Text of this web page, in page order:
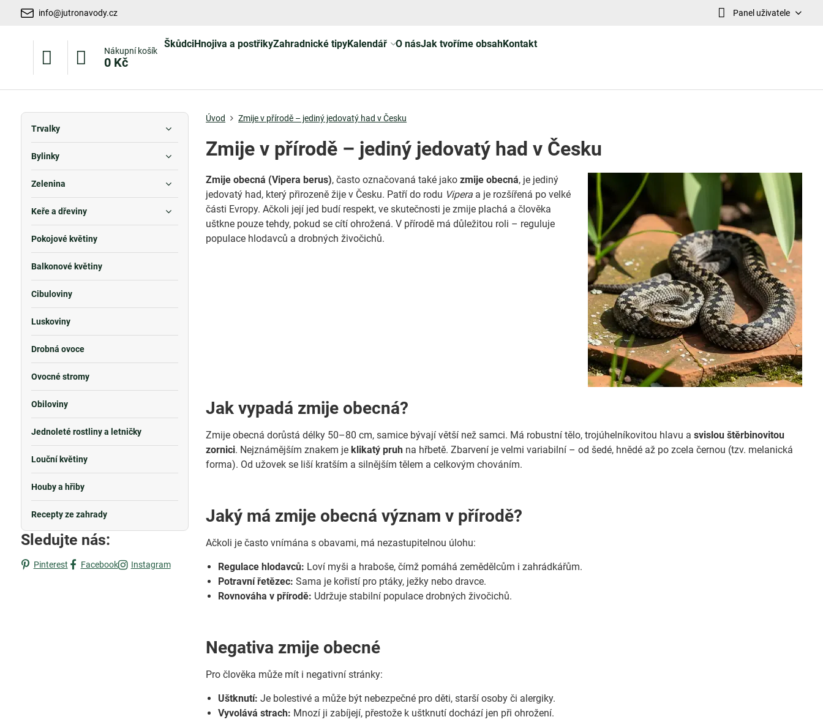
info@jutronavody.cz Panel uživatele
Nákupní košík
0 Kč
ŠkůdciHnojiva a postřikyZahradnické tipyKalendář O násJak tvoříme obsahKontakt
Úvod Zmije v přírodě – jediný jedovatý had v Česku
Zmije v přírodě – jediný jedovatý had v Česku
Zmije obecná (Vipera berus), často označovaná také jakozmije obecná, je jediný
jedovatý had, který přirozeně žije v Česku. Patří do rodu Vipera a je rozšířená po velké
části Evropy. Ačkoli její jed budí respekt, ve skutečnosti je zmije plachá a člověka
uštkne pouze tehdy, pokud se cítí ohrožená. V přírodě má důležitou roli – reguluje
populace hlodavců a drobných živočichů.
Jak vypadá zmije obecná?
Zmije obecná dorůstá délky 50–80 cm, samice bývají větší než samci. Má robustní tělo, trojúhelníkovitou hlavu asvislou štěrbinovitou
zornici. Nejznámějším znakem jeklikatý pruh na hřbetě. Zbarvení je velmi variabilní – od šedé, hnědé až po zcela černou (tzv. melanická
forma). Od užovek se liší kratším a silnějším tělem a celkovým chováním.
Jaký má zmije obecná význam v přírodě?
Ačkoli je často vnímána s obavami, má nezastupitelnou úlohu:
Regulace hlodavců: Loví myši a hraboše, čímž pomáhá zemědělcům i zahrádkářům.
Potravní řetězec: Sama je kořistí pro ptáky, ježky nebo dravce.
Rovnováha v přírodě: Udržuje stabilní populace drobných živočichů.
Negativa zmije obecné
Pro člověka může mít i negativní stránky:
Uštknutí: Je bolestivé a může být nebezpečné pro děti, starší osoby či alergiky.
Vyvolává strach: Mnozí ji zabíjejí, přestože k uštknutí dochází jen při ohrožení.
Trvalky
Bylinky
Zelenina
Keře a dřeviny
Pokojové květiny
Balkonové květiny
Cibuloviny
Luskoviny
Drobná ovoce
Ovocné stromy
Obiloviny
Jednoleté rostliny a letničky
Louční květiny
Houby a hřiby
Recepty ze zahrady
Sledujte nás:
Pinterest Facebook Instagram